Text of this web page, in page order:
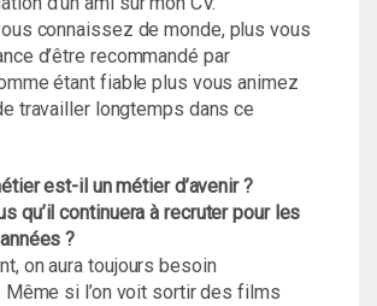
connaissez de monde, plus vous
d’être recommandé par
étant fiable plus vous animez
travailler longtemps dans ce
est-il un métier d’avenir ?
qu’il continuera à recruter pour les
?
on aura toujours besoin
Même si l’on voit sortir des films